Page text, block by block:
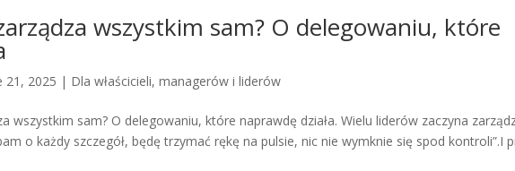
wszystkim sam? O delegowaniu, które
21, 2025 | Dla właścicieli, managerów i liderów
wszystkim sam? O delegowaniu, które naprawdę działa. Wielu liderów zaczyna
o każdy szczegół, będę trzymać rękę na pulsie, nic nie wymknie się spod kontroli”.I